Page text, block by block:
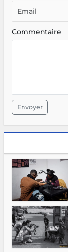
Commentaire
Envoyer